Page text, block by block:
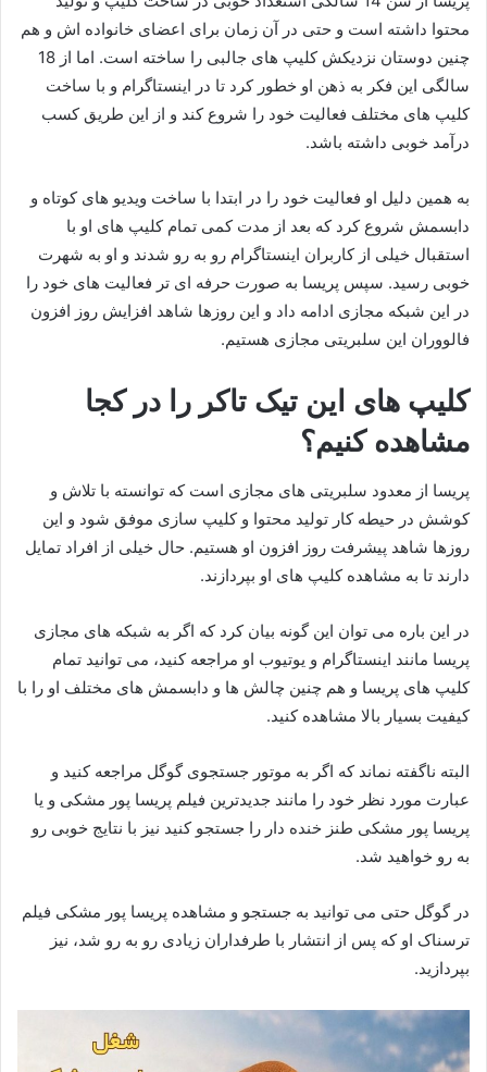
محتوا داشته است و حتی در آن زمان برای اعضای خانواده اش و هم
چنین دوستان نزدیکش کلیپ های جالبی را ساخته است. اما از 18
سالگی این فکر به ذهن او خطور کرد تا در اینستاگرام و با ساخت
کلیپ های مختلف فعالیت خود را شروع کند و از این طریق کسب
درآمد خوبی داشته باشد.
به همین دلیل او فعالیت خود را در ابتدا با ساخت ویدیو های کوتاه و
دابسمش شروع کرد که بعد از مدت کمی تمام کلیپ های او با
استقبال خیلی از کاربران اینستاگرام رو به رو شدند و او به شهرت
خوبی رسید. سپس پریسا به صورت حرفه ای تر فعالیت های خود را
در این شبکه مجازی ادامه داد و این روزها شاهد افزایش روز افزون
فالووران این سلبریتی مجازی هستیم.
کلیپ های این تیک تاکر را در کجا
مشاهده کنیم؟
پریسا از معدود سلبریتی های مجازی است که توانسته با تلاش و
کوشش در حیطه کار تولید محتوا و کلیپ سازی موفق شود و این
روزها شاهد پیشرفت روز افزون او هستیم. حال خیلی از افراد تمایل
دارند تا به مشاهده کلیپ های او بپردازند.
در این باره می توان این گونه بیان کرد که اگر به شبکه‌ های مجازی
پریسا مانند اینستاگرام و یوتیوب او مراجعه کنید، می توانید تمام
کلیپ های پریسا و هم چنین چالش ها و دابسمش های مختلف او را با
کیفیت بسیار بالا مشاهده کنید.
البته ناگفته نماند که اگر به موتور جستجوی گوگل مراجعه کنید و
عبارت مورد نظر خود را مانند جدیدترین فیلم پریسا پور مشکی و یا
پریسا پور مشکی طنز خنده دار را جستجو کنید نیز با نتایج خوبی رو
به رو خواهید شد.
در گوگل حتی می توانید به جستجو و مشاهده پریسا پور مشکی فیلم
ترسناک او که پس از انتشار با طرفداران زیادی رو به رو شد، نیز
بپردازید.